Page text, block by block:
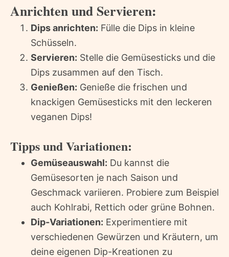
Anrichten und Servieren:
Dips anrichten: Fülle die Dips in kleine
Schüsseln.
Servieren: Stelle die Gemüsesticks und die
Dips zusammen auf den Tisch.
Genießen: Genieße die frischen und
knackigen Gemüsesticks mit den leckeren
veganen Dips!
Tipps und Variationen:
Gemüseauswahl: Du kannst die
Gemüsesorten je nach Saison und
Geschmack variieren. Probiere zum Beispiel
auch Kohlrabi, Rettich oder grüne Bohnen.
Dip-Variationen: Experimentiere mit
verschiedenen Gewürzen und Kräutern, um
deine eigenen Dip-Kreationen zu